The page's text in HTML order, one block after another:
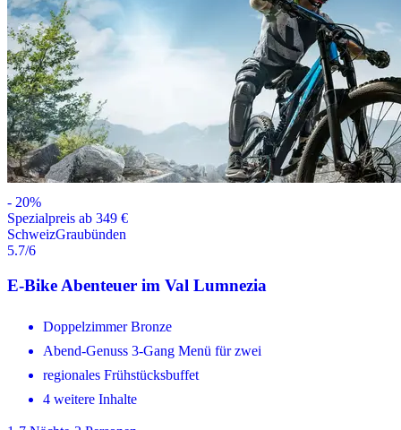
- 20%
Spezialpreis ab 349 €
SchweizGraubünden
5.7/6
E-Bike Abenteuer im Val Lumnezia
Doppelzimmer Bronze
Abend-Genuss 3-Gang Menü für zwei
regionales Frühstücksbuffet
4 weitere Inhalte